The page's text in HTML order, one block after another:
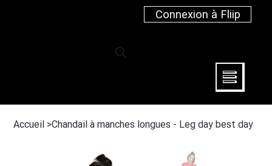
Connexion à Fliip
Accueil >Chandail à manches longues - Leg day best day